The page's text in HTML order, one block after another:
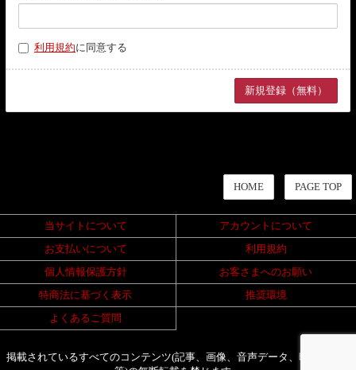
利用規約に同意する
HOME PAGE TOP
当サイトについて
アカウントについて
お支払いについて
利用規約
個人情報保護方針
お客さまへのお願い
特商法に基づく表示
推奨環境
よくあるご質問
掲載されているすべてのコンテンツ(記事、画像、音声データ、映像データ